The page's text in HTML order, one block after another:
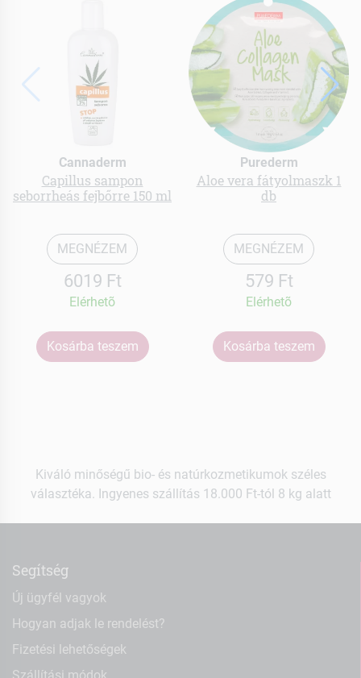
Cannaderm
Capillus sampon
seborrheás fejbőrre 150 ml
MEGNÉZEM
6019 Ft
Elérhetõ
Kosárba teszem
Purederm
Aloe vera fátyolmaszk 1
db
MEGNÉZEM
579 Ft
Elérhetõ
Kosárba teszem
Kiváló minőségű bio- és natúrkozmetikumok széles
választéka. Ingyenes szállítás 18.000 Ft-tól 8 kg alatt
Segítség
Új ügyfél vagyok
Hogyan adjak le rendelést?
Fizetési lehetőségek